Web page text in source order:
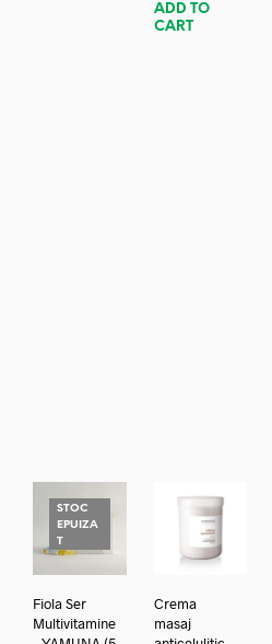
ADD TO
CART
STOC
EPUIZA
T
Fiola Ser
Multivitamine
Crema
masaj